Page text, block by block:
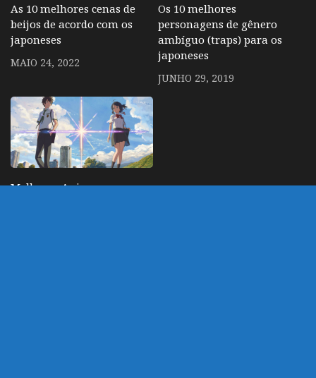
As 10 melhores cenas de
beijos de acordo com os
japoneses
MAIO 24, 2022
Os 10 melhores
personagens de gênero
ambíguo (traps) para os
japoneses
JUNHO 29, 2019
Melhores Animes,